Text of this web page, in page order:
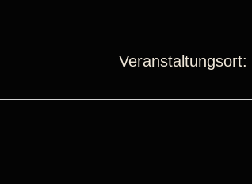
Veranstaltungsort: